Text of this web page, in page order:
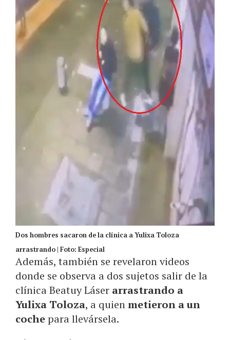
Dos hombres sacaron de la clínica a Yulixa Toloza
arrastrando | Foto: Especial
Además, también se revelaron videos
donde se observa a dos sujetos salir de la
clínica Beatuy Láser arrastrando a
Yulixa Toloza, a quienmetieron a un
cochepara llevársela.